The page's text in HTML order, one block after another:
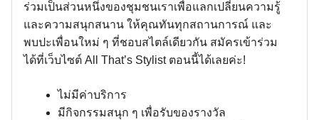
ร่วมเป็นส่วนหนึ่งของชุมชนเราเพื่อแลกเปลี่ยนความรู้
และความสนุกสนาน ให้คุณทันทุกสถานการณ์ และ
พบปะเพื่อนใหม่ ๆ ที่ชอบสไตล์เดียวกัน สมัครเข้าร่วม
ได้ที่เว็บไซต์ All That’s Stylist ตอนนี้ได้เลยค่ะ!
ไม่มีค่าบริการ
มีกิจกรรมสนุก ๆ เพื่อรับของรางวัล